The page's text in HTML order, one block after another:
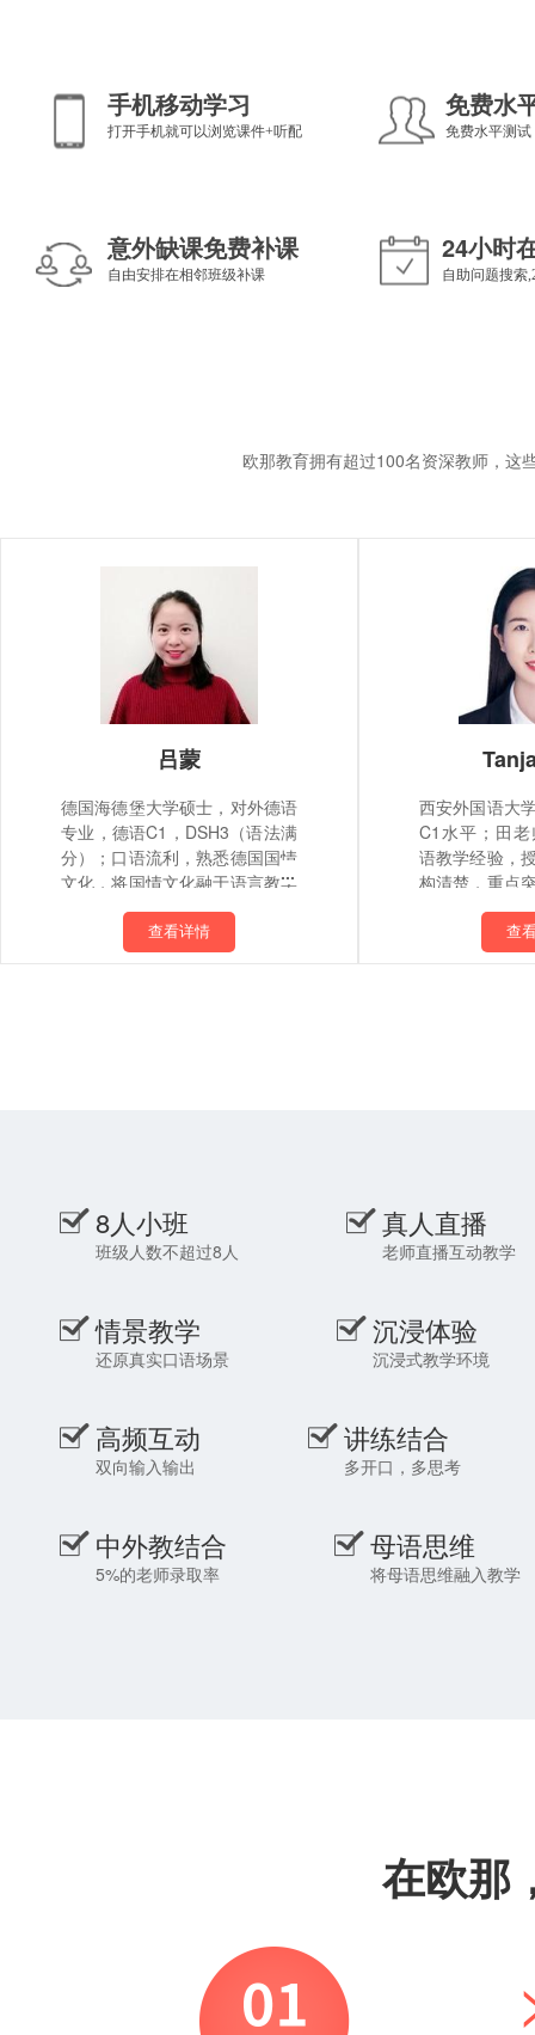
手机移动学习
打开手机就可以浏览课件+听配
免费水
免费水平测
意外缺课免费补课
自由安排在相邻班级补课
24小时
自助问题搜索
欧那教育拥有超过100名资深教师，这
吕蒙
德国海德堡大学硕士，对外德语
专业，德语C1，DSH3（语法满
分）；口语流利，熟悉德国国情
文化，将国情文化融于语言教学
中；教学经验丰富，授课条理清
晰、严谨细心，善于总结规则；
注重口语表达，善于引导学员、
查看详情
西安外国语大
C1水平；田
语教学经验，
构清楚，重点
导，擅长用通
难点，化难为
愉快的氛围中
查
8人小班
班级人数不超过8人
真人直播
老师直播互动教学
情景教学
还原真实口语场景
沉浸体验
沉浸式教学环境
高频互动
双向输入输出
讲练结合
多开口，多思考
中外教结合
5%的老师录取率
母语思维
将母语思维融入教学
在欧那